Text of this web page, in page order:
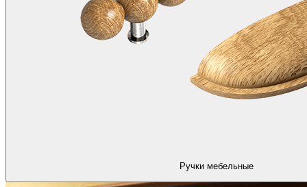
Ручки мебельные